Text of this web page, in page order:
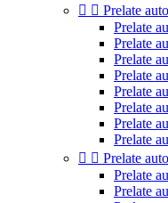
  Prelate
Prelate
Prelate
Prelate
Prelate
Prelate
Prelate
Prelate
Prelate
  Prelate
Prelate
Prelate